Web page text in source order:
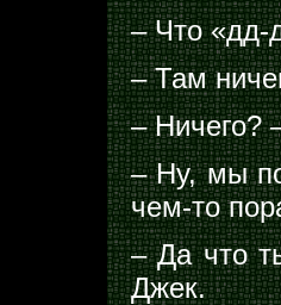
– Что «дд-
– Там
– Ничего?
– Ну, мы
чем-то
– Да что
Джек.